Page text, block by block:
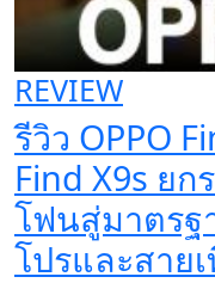
REVIEW
รีวิว OPPO
Find X9s ย
โฟนสู่มาตรฐ
โปรและสาย